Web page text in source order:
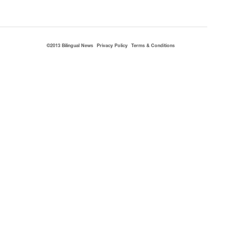
©2013 Bilingual News Privacy Policy Terms & Conditions